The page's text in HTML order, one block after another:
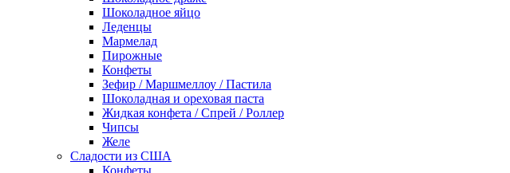
Шоколадное яйцо
Леденцы
Мармелад
Пирожные
Конфеты
Зефир / Маршмеллоу / Пастила
Шоколадная и ореховая паста
Жидкая конфета / Спрей / Роллер
Чипсы
Желе
Сладости из США
Конфеты